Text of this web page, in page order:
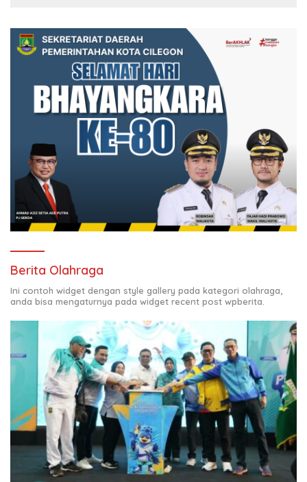
Berita Olahraga
Ini contoh widget dengan style gallery pada kategori olahraga,
anda bisa mengaturnya pada widget recent post wpberita.